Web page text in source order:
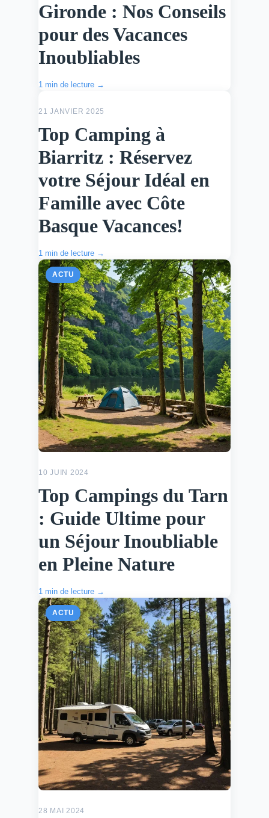
Gironde : Nos Conseils
pour des Vacances
Inoubliables
1 min de lecture →
21 JANVIER 2025
Top Camping à
Biarritz : Réservez
votre Séjour Idéal en
Famille avec Côte
Basque Vacances!
1 min de lecture →
ACTU
10 JUIN 2024
Top Campings du Tarn
: Guide Ultime pour
un Séjour Inoubliable
en Pleine Nature
1 min de lecture →
ACTU
28 MAI 2024